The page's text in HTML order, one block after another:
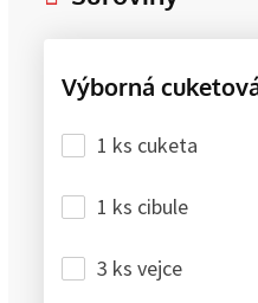
Výborná
1 ks cuketa
1 ks cibule
3 ks vejce